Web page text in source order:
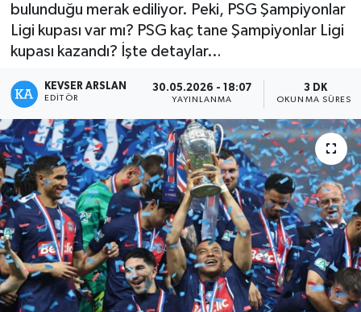
bulunduğu merak ediliyor. Peki, PSG Şampiyonlar
Ligi kupası var mı? PSG kaç tane Şampiyonlar Ligi
kupası kazandı? İşte detaylar…
KEVSER ARSLAN
EDITÖR
30.05.2026 - 18:07
YAYINLANMA
3 DK
OKUNMA SÜRESI
Kültür - Sanat
Yaşam